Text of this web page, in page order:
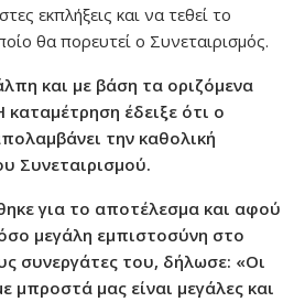
εκπλήξεις και να τεθεί το
θα πορευτεί ο Συνεταιρισμός.
και με βάση τα οριζόμενα
έδειξε ότι ο
την καθολική
Συνεταιρισμού.
για το αποτέλεσμα και αφού
μεγάλη εμπιστοσύνη στο
συνεργάτες του, δήλωσε: «Οι
μπροστά μας είναι μεγάλες και